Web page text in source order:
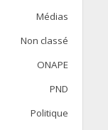
Médias
Non classé
ONAPE
PND
Politique